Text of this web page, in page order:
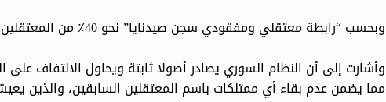
وبحسب “رابطة معتقلي ومفقودي سجن صيدنايا” نحو 40٪ من المعتقلين تعرضوا لمصادرة أملاك.
وأشارت إلى أن النظام السوري يصادر أصولا ثابتة ويحاول الالتفاف على
مما يضمن عدم بقاء أي ممتلكات باسم المعتقلين السابقين، والذين